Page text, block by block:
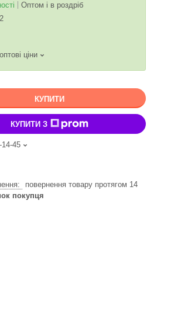
Оптом і в роздріб
ціни
КУПИТИ
КУПИТИ З
45
повернення товару протягом 14
покупця